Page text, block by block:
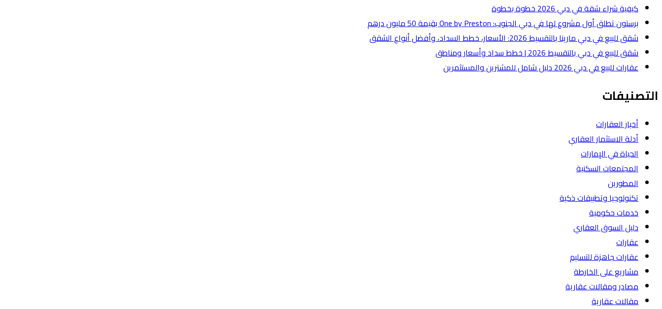
كيفية شراء شقة في دبي 2026 خطوة بخطوة
برستون تطلق أول مشروع لها في دبي الجنوب: One by Preston بقيمة 50 مليون درهم
شقق للبيع في دبي مارينا بالتقسيط 2026: الأسعار، خطط السداد، وأفضل أنواع الشقق
شقق للبيع في دبي بالتقسيط 2026 | خطط سداد وأسعار ومناطق
عقارات للبيع في دبي 2026 دليل شامل للمشترين والمستثمرين
التصنيفات
أخبار العقارات
أدلة الاستثمار العقاري
الحياة في الإمارات
المجتمعات السكنية
المطورين
تكنولوجيا وتطبيقات ذكية
خدمات حكومية
دليل السوق العقاري
عقارات
عقارات جاهزة للتسليم
مشاريع على الخارطة
مصادر ومقالات عقارية
مقالات عقارية